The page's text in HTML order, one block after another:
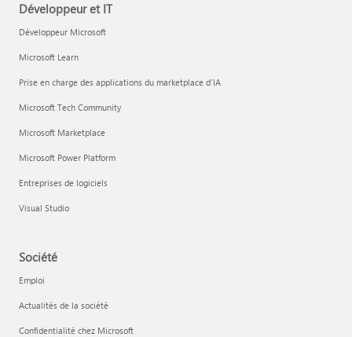
Développeur et IT
Développeur Microsoft
Microsoft Learn
Prise en charge des applications du marketplace d’IA
Microsoft Tech Community
Microsoft Marketplace
Microsoft Power Platform
Entreprises de logiciels
Visual Studio
Société
Emploi
Actualités de la société
Confidentialité chez Microsoft